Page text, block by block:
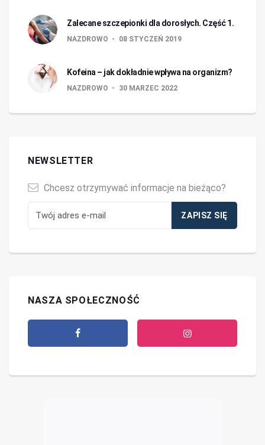
Zalecane szczepionki dla dorosłych. Część 1.
NAZDROWO 08 STYCZEŃ 2019
Kofeina – jak dokładnie wpływa na organizm?
NAZDROWO 30 MARZEC 2022
NEWSLETTER
Chcesz otrzymywać informacje na bieżąco?
NASZA SPOŁECZNOŚĆ